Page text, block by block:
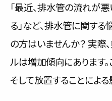
「最近、排水管の流れが
る」など、排水管に関す
の方はいませんか？ 実際
ルは増加傾向にあります。
そして放置することによ